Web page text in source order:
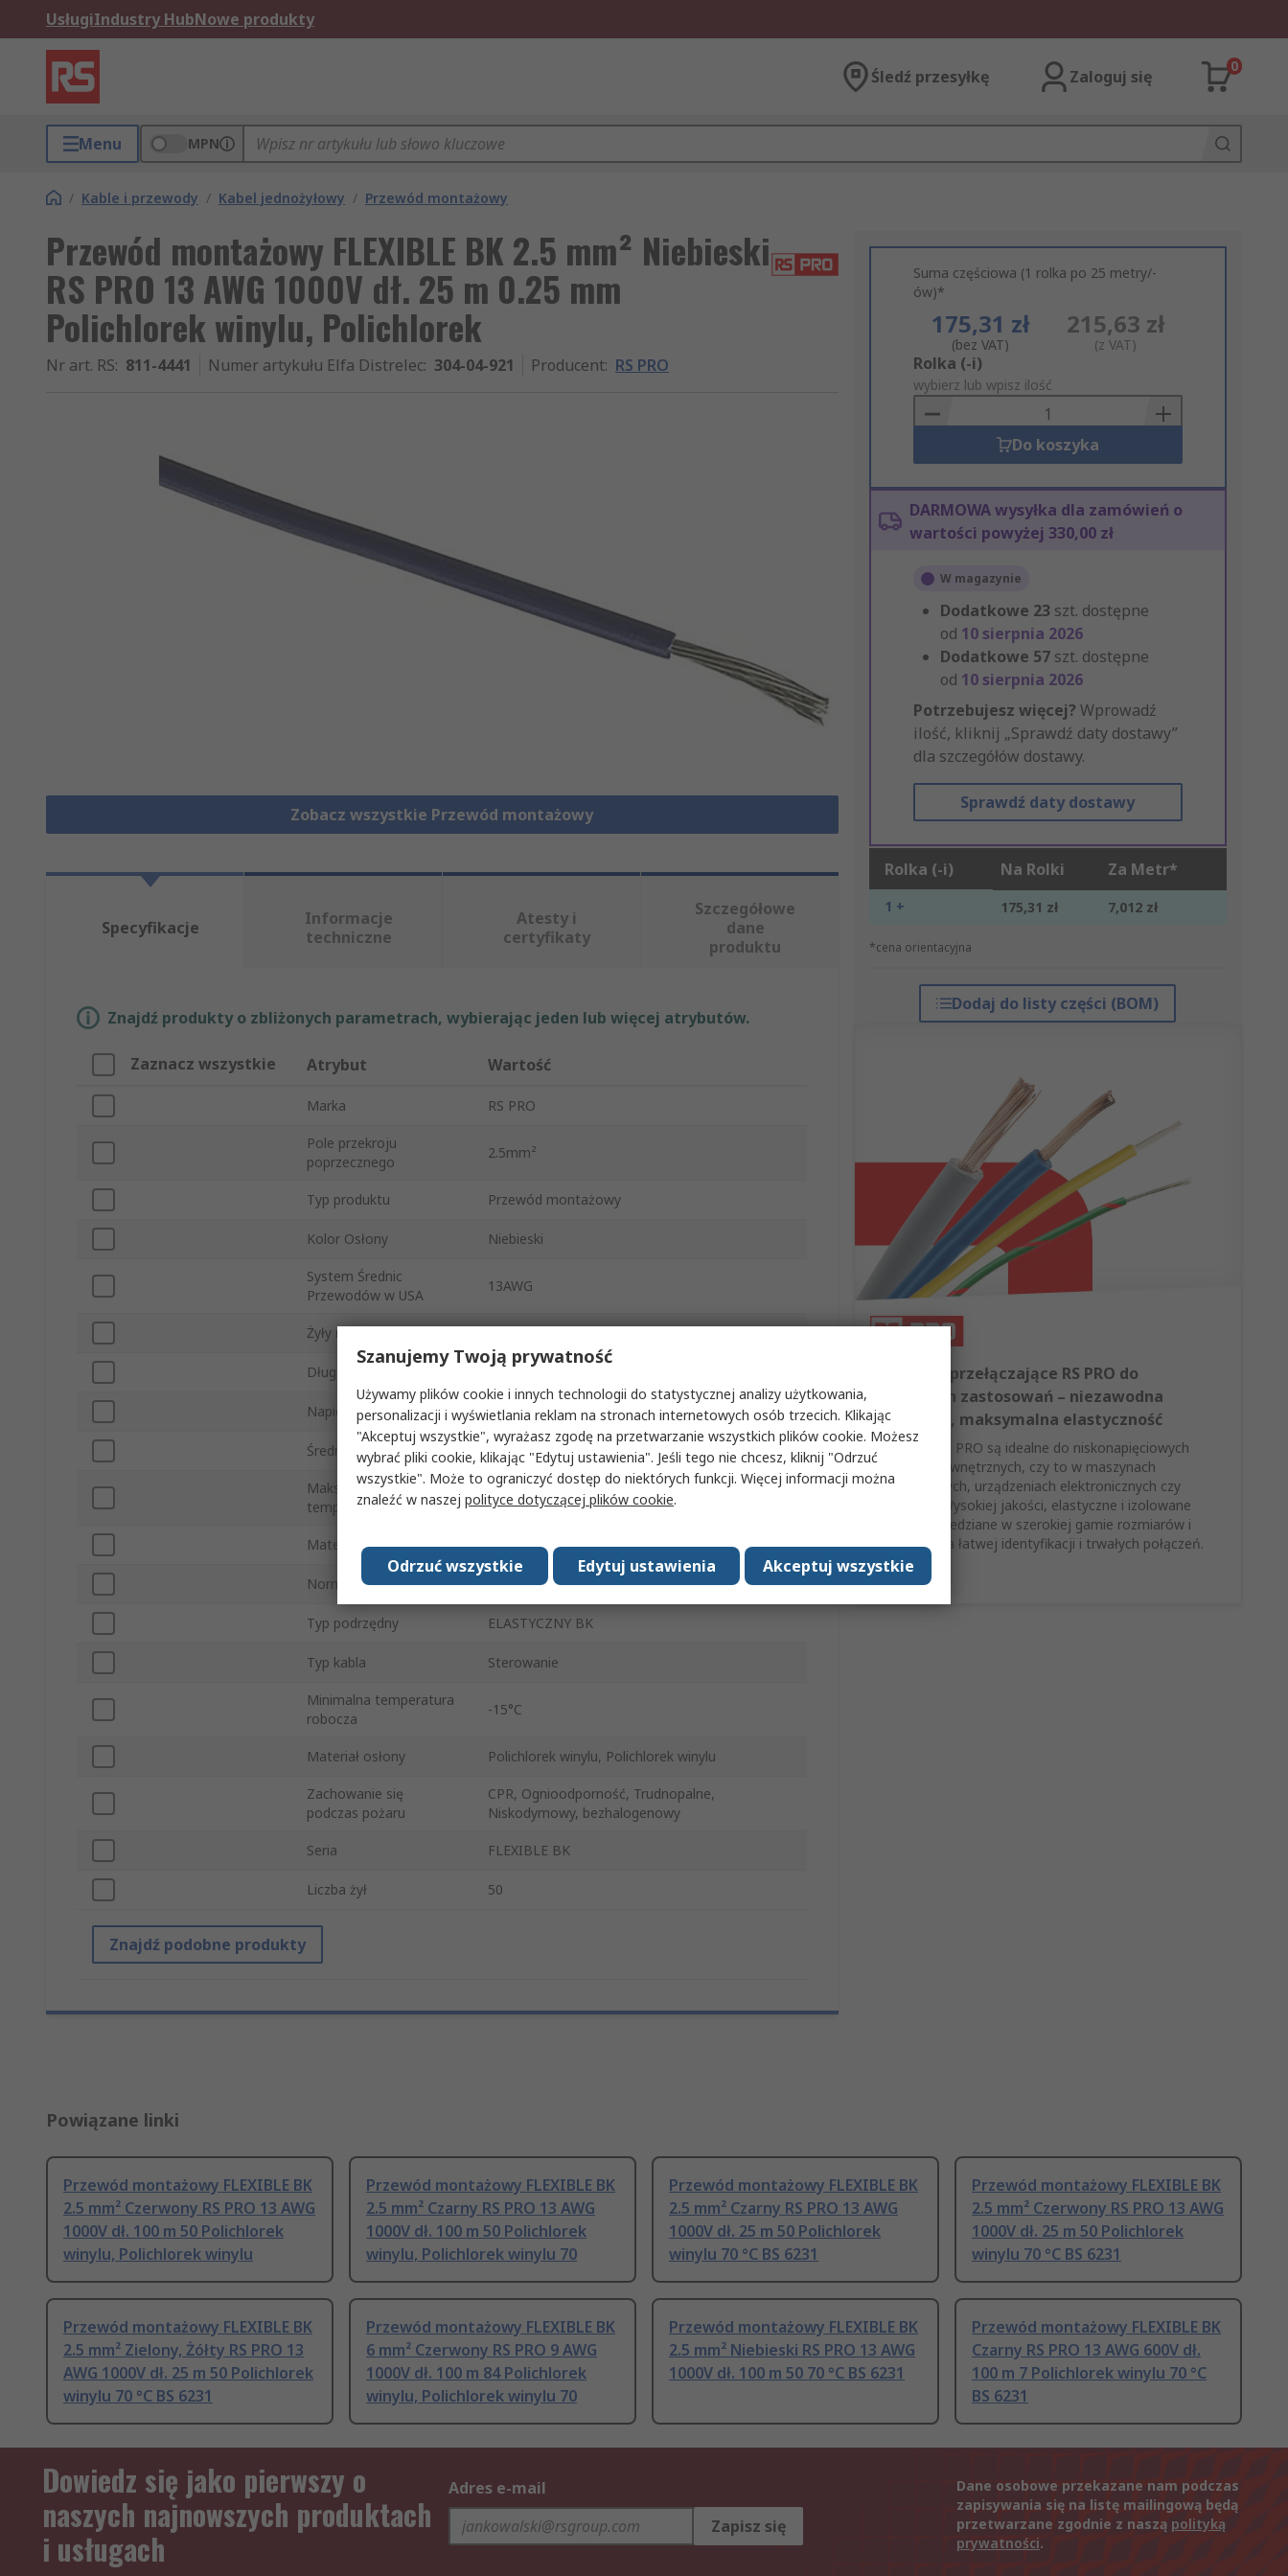
UsługiIndustry HubNowe produkty
Śledź przesyłkę Zaloguj się
0
Menu MPN
/ Kable i przewody / Kabel jednożyłowy / Przewód montażowy
Przewód montażowy FLEXIBLE BK 2.5 mm² Niebieski
RS PRO 13 AWG 1000V dł. 25 m 0.25 mm
Polichlorek winylu, Polichlorek
Nr art. RS: 811-4441 Numer artykułu Elfa Distrelec: 304-04-921 Producent: RS PRO
Zobacz wszystkie Przewód montażowy
Suma częściowa (1 rolka po 25 metry/-
ów)*
175,31 zł
(bez VAT)
215,63 zł
(z VAT)
Add
to
Basket
Rolka (-i)
wybierz lub wpisz ilość
Do koszyka
DARMOWA wysyłka dla zamówień o
wartości powyżej 330,00 zł
W magazynie
Dodatkowe 23 szt. dostępne
od 10 sierpnia 2026
Dodatkowe 57 szt. dostępne
od 10 sierpnia 2026
Potrzebujesz więcej? Wprowadź
ilość, kliknij „Sprawdź daty dostawy”
dla szczegółów dostawy.
Sprawdź daty dostawy
Rolka (-i) Na Rolki Za Metr*
1 + 175,31 zł 7,012 zł
*cena orientacyjna
Dodaj do listy części (BOM)
Przewody przełączające RS PRO do
wszystkich zastosowań – niezawodna
wydajność, maksymalna elastyczność
Przewody RS PRO są idealne do niskonapięciowych
połączeń wewnętrznych, czy to w maszynach
przemysłowych, urządzeniach elektronicznych czy
pojazdach. Wysokiej jakości, elastyczne i izolowane
przewody miedziane w szerokiej gamie rozmiarów i
kolorów – dla łatwej identyfikacji i trwałych połączeń.
Kup teraz
Specyfikacje
Informacje
techniczne
Atesty i
certyfikaty
Szczegółowe
dane
produktu
Znajdź produkty o zbliżonych parametrach, wybierając jeden lub więcej atrybutów.
Zaznacz wszystkie Atrybut Wartość
Marka RS PRO
Pole przekroju
poprzecznego
2.5mm²
Typ produktu Przewód montażowy
Kolor Osłony Niebieski
System Średnic
Przewodów w USA
13AWG
Żyły rdzenia
Długość kabla 25m
Napięcie 1000V
Średnica zewnętrzna 4.2mm
Maksymalna
temperatura robocza
70°C
Materiał przewodnika Miedź
Normy/Zatwierdzenia BS 6231
Typ podrzędny ELASTYCZNY BK
Typ kabla Sterowanie
Minimalna temperatura
robocza
-15°C
Materiał osłony Polichlorek winylu, Polichlorek winylu
Zachowanie się
podczas pożaru
CPR, Ognioodporność, Trudnopalne,
Niskodymowy, bezhalogenowy
Seria FLEXIBLE BK
Liczba żył 50
Znajdź podobne produkty
Powiązane linki
Przewód montażowy FLEXIBLE BK
2.5 mm² Czerwony RS PRO 13 AWG
1000V dł. 100 m 50 Polichlorek
winylu, Polichlorek winylu
Przewód montażowy FLEXIBLE BK
2.5 mm² Czarny RS PRO 13 AWG
1000V dł. 100 m 50 Polichlorek
winylu, Polichlorek winylu 70
Przewód montażowy FLEXIBLE BK
2.5 mm² Czarny RS PRO 13 AWG
1000V dł. 25 m 50 Polichlorek
winylu 70 °C BS 6231
Przewód montażowy FLEXIBLE BK
2.5 mm² Czerwony RS PRO 13 AWG
1000V dł. 25 m 50 Polichlorek
winylu 70 °C BS 6231
Przewód montażowy FLEXIBLE BK
2.5 mm² Zielony, Żółty RS PRO 13
AWG 1000V dł. 25 m 50 Polichlorek
winylu 70 °C BS 6231
Przewód montażowy FLEXIBLE BK
6 mm² Czerwony RS PRO 9 AWG
1000V dł. 100 m 84 Polichlorek
winylu, Polichlorek winylu 70
Przewód montażowy FLEXIBLE BK
2.5 mm² Niebieski RS PRO 13 AWG
1000V dł. 100 m 50 70 °C BS 6231
Przewód montażowy FLEXIBLE BK
Czarny RS PRO 13 AWG 600V dł.
100 m 7 Polichlorek winylu 70 °C
BS 6231
Dowiedz się jako pierwszy o
naszych najnowszych produktach
i usługach
Adres e-mail
Zapisz się
Dane osobowe przekazane nam podczas
zapisywania się na listę mailingową będą
przetwarzane zgodnie z naszą polityką
prywatności.
Szanujemy Twoją prywatność
Używamy plików cookie i innych technologii do statystycznej analizy użytkowania,
personalizacji i wyświetlania reklam na stronach internetowych osób trzecich. Klikając
"Akceptuj wszystkie", wyrażasz zgodę na przetwarzanie wszystkich plików cookie. Możesz
wybrać pliki cookie, klikając "Edytuj ustawienia". Jeśli tego nie chcesz, kliknij "Odrzuć
wszystkie". Może to ograniczyć dostęp do niektórych funkcji. Więcej informacji można
znaleźć w naszej polityce dotyczącej plików cookie.
Akceptuj wszystkie
Edytuj ustawienia
Odrzuć wszystkie